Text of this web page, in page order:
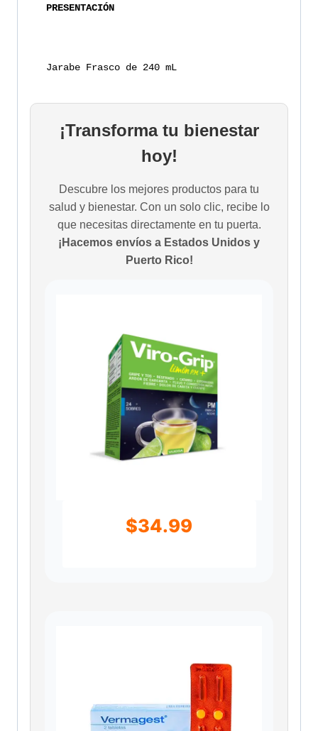
PRESENTACIÓN
Jarabe Frasco de 240 mL
¡Transforma tu bienestar
hoy!
Descubre los mejores productos para tu
salud y bienestar. Con un solo clic, recibe lo
que necesitas directamente en tu puerta.
¡Hacemos envíos a Estados Unidos y
Puerto Rico!
$34.99